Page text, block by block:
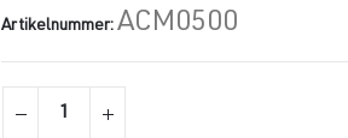
Artikelnummer:ACM0500